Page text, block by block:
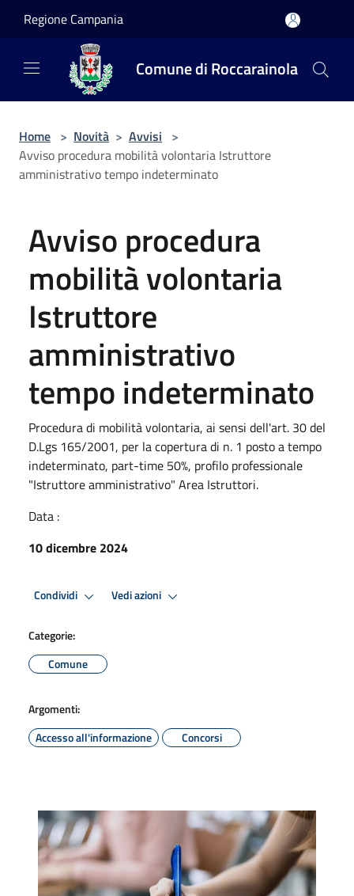
Regione Campania
Comune di Roccarainola
Home > Novità > Avvisi >
Avviso procedura mobilità volontaria Istruttore
amministrativo tempo indeterminato
Avviso procedura
mobilità volontaria
Istruttore
amministrativo
tempo indeterminato
Procedura di mobilità volontaria, ai sensi dell'art. 30 del
D.Lgs 165/2001, per la copertura di n. 1 posto a tempo
indeterminato, part-time 50%, profilo professionale
"Istruttore amministrativo" Area Istruttori.
Data :
10 dicembre 2024
Condividi Vedi azioni
Categorie:
Comune
Argomenti:
Accesso all'informazione
Concorsi